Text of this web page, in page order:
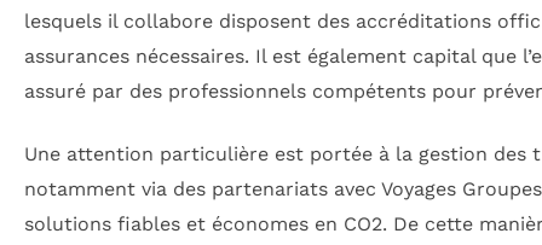
lesquels il collabore disposent des accréditations
assurances nécessaires. Il est également capital que
assuré par des professionnels compétents pour
Une attention particulière est portée à la gestion des
notamment via des partenariats avec Voyages
solutions fiables et économes en CO2. De cette